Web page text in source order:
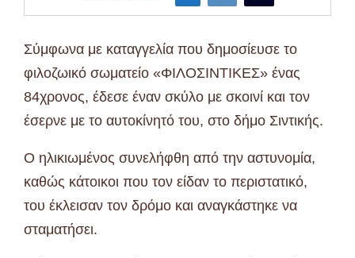
Σύμφωνα με καταγγελία που δημοσίευσε το
φιλοζωικό σωματείο «ΦΙΛΟΣΙΝΤΙΚΕΣ» ένας
84χρονος, έδεσε έναν σκύλο με σκοινί και τον
έσερνε με το αυτοκίνητό του, στο δήμο Σιντικής.
Ο ηλικιωμένος συνελήφθη από την αστυνομία,
καθώς κάτοικοι που τον είδαν το περιστατικό,
του έκλεισαν τον δρόμο και αναγκάστηκε να
σταματήσει.